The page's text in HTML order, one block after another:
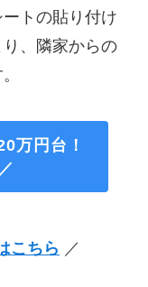
トの貼り付け
、隣家からの
万円台！
こちら ／